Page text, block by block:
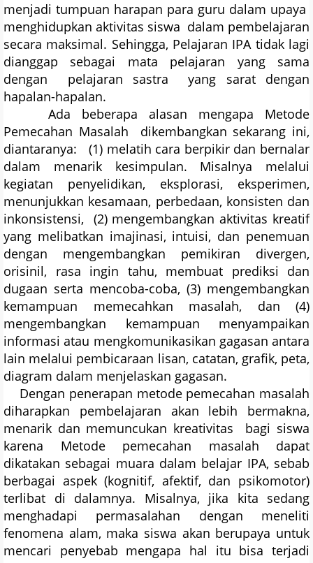
menjadi tumpuan harapan para guru dalam upaya
menghidupkan aktivitas siswa dalam pembelajaran
secara maksimal. Sehingga, Pelajaran IPA tidak lagi
dianggap sebagai mata pelajaran yang sama
dengan pelajaran sastra yang sarat dengan
hapalan-hapalan.
Ada beberapa alasan mengapa Metode
Pemecahan Masalah dikembangkan sekarang ini,
diantaranya: (1) melatih cara berpikir dan bernalar
dalam menarik kesimpulan. Misalnya melalui
kegiatan penyelidikan, eksplorasi, eksperimen,
menunjukkan kesamaan, perbedaan, konsisten dan
inkonsistensi, (2) mengembangkan aktivitas kreatif
yang melibatkan imajinasi, intuisi, dan penemuan
dengan mengembangkan pemikiran divergen,
orisinil, rasa ingin tahu, membuat prediksi dan
dugaan serta mencoba-coba, (3) mengembangkan
kemampuan memecahkan masalah, dan (4)
mengembangkan kemampuan menyampaikan
informasi atau mengkomunikasikan gagasan antara
lain melalui pembicaraan lisan, catatan, grafik, peta,
diagram dalam menjelaskan gagasan.
Dengan penerapan metode pemecahan masalah
diharapkan pembelajaran akan lebih bermakna,
menarik dan memuncukan kreativitas bagi siswa
karena Metode pemecahan masalah dapat
dikatakan sebagai muara dalam belajar IPA, sebab
berbagai aspek (kognitif, afektif, dan psikomotor)
terlibat di dalamnya. Misalnya, jika kita sedang
menghadapi permasalahan dengan meneliti
fenomena alam, maka siswa akan berupaya untuk
mencari penyebab mengapa hal itu bisa terjadi